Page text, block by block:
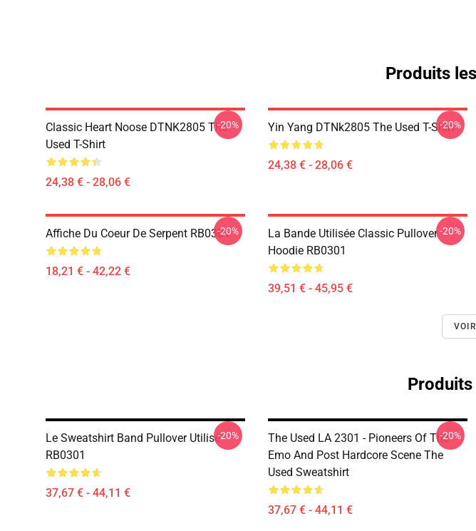
Produits
Classic Heart Noose DTNK2805 The
Used T-Shirt
24,38 € - 28,06 €
-20% Yin Yang DTNk2805 The Used T-Shirt
24,38 € - 28,06 €
-20%
Affiche Du Coeur De Serpent RB0301
18,21 € - 42,22 €
-20%
La Bande Utilisée Classic Pullover
Hoodie RB0301
39,51 € - 45,95 €
-20%
Le Sweatshirt Band Pullover Utilisé
RB0301
37,67 € - 44,11 €
-20%
The Used LA 2301 - Pioneers Of The
Emo And Post Hardcore Scene The
Used Sweatshirt
37,67 € - 44,11 €
-20%